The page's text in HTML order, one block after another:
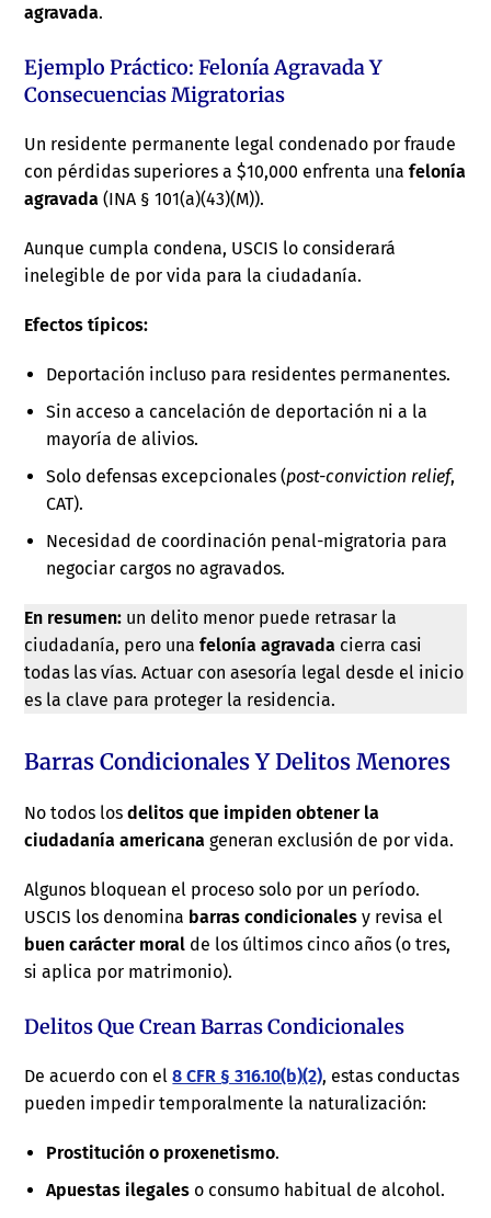
agravada.
Ejemplo Práctico: Felonía Agravada Y
Consecuencias Migratorias
Un residente permanente legal condenado por fraude
con pérdidas superiores a $10,000 enfrenta unafelonía
agravada (INA § 101(a)(43)(M)).
Aunque cumpla condena, USCIS lo considerará
inelegible de por vida para la ciudadanía.
Efectos típicos:
Deportación incluso para residentes permanentes.
Sin acceso a cancelación de deportación ni a la
mayoría de alivios.
Solo defensas excepcionales (post-conviction relief,
CAT).
Necesidad de coordinación penal-migratoria para
negociar cargos no agravados.
En resumen: un delito menor puede retrasar la
ciudadanía, pero unafelonía agravada cierra casi
todas las vías. Actuar con asesoría legal desde el inicio
es la clave para proteger la residencia.
Barras Condicionales Y Delitos Menores
No todos losdelitos que impiden obtener la
ciudadanía americana generan exclusión de por vida.
Algunos bloquean el proceso solo por un período.
USCIS los denomina barras condicionales y revisa el
buen carácter moral de los últimos cinco años (o tres,
si aplica por matrimonio).
Delitos Que Crean Barras Condicionales
De acuerdo con el8 CFR § 316.10(b)(2), estas conductas
pueden impedir temporalmente la naturalización:
Prostitución o proxenetismo.
Apuestas ilegales o consumo habitual de alcohol.